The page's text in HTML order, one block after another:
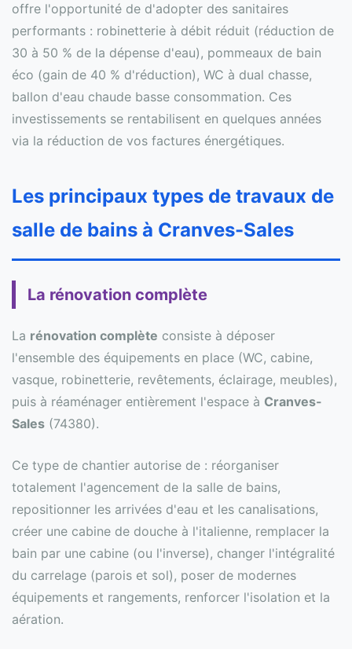
offre l'opportunité de d'adopter des sanitaires
performants : robinetterie à débit réduit (réduction de
30 à 50 % de la dépense d'eau), pommeaux de bain
éco (gain de 40 % d'réduction), WC à dual chasse,
ballon d'eau chaude basse consommation. Ces
investissements se rentabilisent en quelques années
via la réduction de vos factures énergétiques.
Les principaux types de travaux de
salle de bains à Cranves-Sales
La rénovation complète
La rénovation complète consiste à déposer
l'ensemble des équipements en place (WC, cabine,
vasque, robinetterie, revêtements, éclairage, meubles),
puis à réaménager entièrement l'espace à Cranves-
Sales (74380).
Ce type de chantier autorise de : réorganiser
totalement l'agencement de la salle de bains,
repositionner les arrivées d'eau et les canalisations,
créer une cabine de douche à l'italienne, remplacer la
bain par une cabine (ou l'inverse), changer l'intégralité
du carrelage (parois et sol), poser de modernes
équipements et rangements, renforcer l'isolation et la
aération.